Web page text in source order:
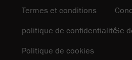
Termes et conditions
politique de confidentialitéSe
Politique de cookies